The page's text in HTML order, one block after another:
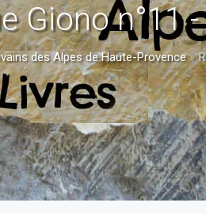
Giono n°11
des Alpes de Haute-Provence»